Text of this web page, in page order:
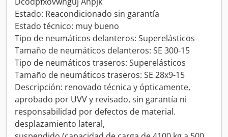
Estado: Reacondicionado sin garantía
Estado técnico: muy bueno
Tipo de neumáticos delanteros: Superelásticos
Tamaño de neumáticos delanteros: SE 300-15
Tipo de neumáticos traseros: Superelásticos
Tamaño de neumáticos traseros: SE 28x9-15
Descripción: renovado técnica y ópticamente,
aprobado por UVV y revisado, sin garantía ni
responsabilidad por defectos de material.
desplazamiento lateral,